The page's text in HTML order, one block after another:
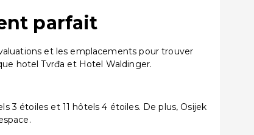
parfait
et les emplacements pour trouver
hotel Tvrđa et Hotel Waldinger.
3 étoiles et 11 hôtels 4 étoiles. De plus, Osijek